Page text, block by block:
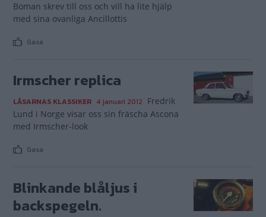
Boman skrev till oss och vill ha lite hjälp
med sina ovanliga Ancillottis
Gasa
Irmscher replica
LÄSARNAS KLASSIKER 4 januari 2012 Fredrik
Lund i Norge visar oss sin fräscha Ascona
med Irmscher-look
Gasa
Blinkande blåljus i
backspegeln.